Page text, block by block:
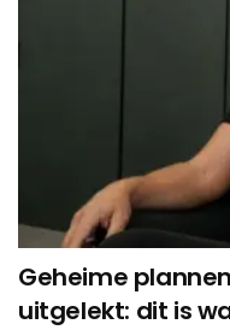
Geheime
uitgelekt: dit is